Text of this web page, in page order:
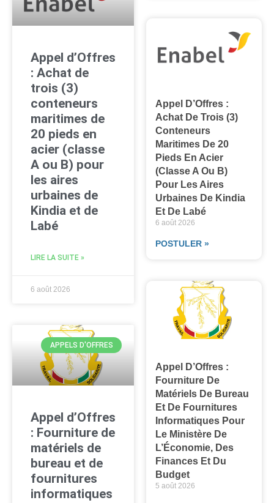
Appel d’Offres
: Achat de
trois (3)
conteneurs
maritimes de
20 pieds en
acier (classe
A ou B) pour
les aires
urbaines de
Kindia et de
Labé
LIRE LA SUITE »
6 août 2026
APPELS D'OFFRES
Appel d’Offres
: Fourniture de
matériels de
bureau et de
fournitures
informatiques
Appel D’Offres :
Achat De Trois (3)
Conteneurs
Maritimes De 20
Pieds En Acier
(classe A Ou B)
Pour Les Aires
Urbaines De Kindia
Et De Labé
6 août 2026
POSTULER »
Appel D’Offres :
Fourniture De
Matériels De Bureau
Et De Fournitures
Informatiques Pour
Le Ministère De
L’Économie, Des
Finances Et Du
Budget
5 août 2026